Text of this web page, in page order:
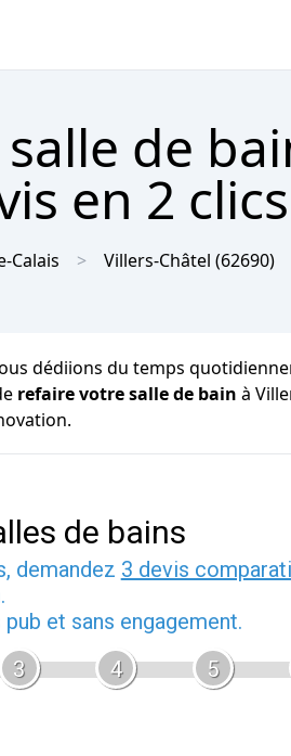
de
en 2
Calais Villers-Châtel (62690)
dédiions du temps
refaire votre salle de bain à
de bains
demandez 3 devis
pub et sans engagement.
3 4 5